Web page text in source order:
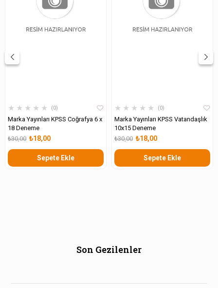
★ ★ ★ ★ ★ 0
Marka Yayınları KPSS Coğrafya 6 x
18 Deneme
₺18,00
₺30,00
Sepete Ekle
★ ★ ★ ★ ★ 0
Marka Yayınları KPSS Vatandaşlık
10x15 Deneme
₺18,00
₺30,00
Sepete Ekle
Son Gezilenler